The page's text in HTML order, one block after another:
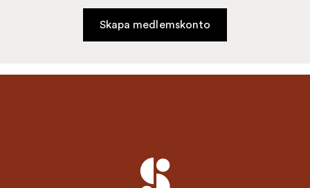
Skapa medlemskonto